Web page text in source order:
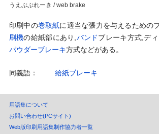
うえぶぶれーき / web brake
印刷中の巻取紙に適当な張力を与えるための
刷機の給紙部にあり, バンドブレーキ方式,デ
パウダーブレーキ方式などがある。
同義語： 給紙ブレーキ
用語集について
お問い合わせ(PCサイト)
Web版印刷用語集制作協力者一覧